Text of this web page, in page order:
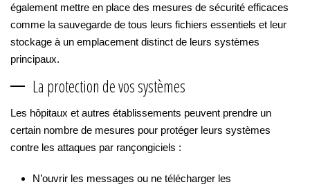
également mettre en place des mesures de sécurité efficaces
comme la sauvegarde de tous leurs fichiers essentiels et leur
stockage à un emplacement distinct de leurs systèmes
principaux.
La protection de vos systèmes
Les hôpitaux et autres établissements peuvent prendre un
certain nombre de mesures pour protéger leurs systèmes
contre les attaques par rançongiciels :
N’ouvrir les messages ou ne télécharger les